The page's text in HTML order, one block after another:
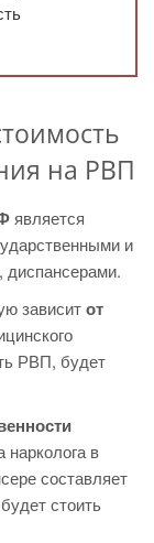
на РВП
является
и
диспансерами.
зависитот
РВП, будет
в
составляет
стоить